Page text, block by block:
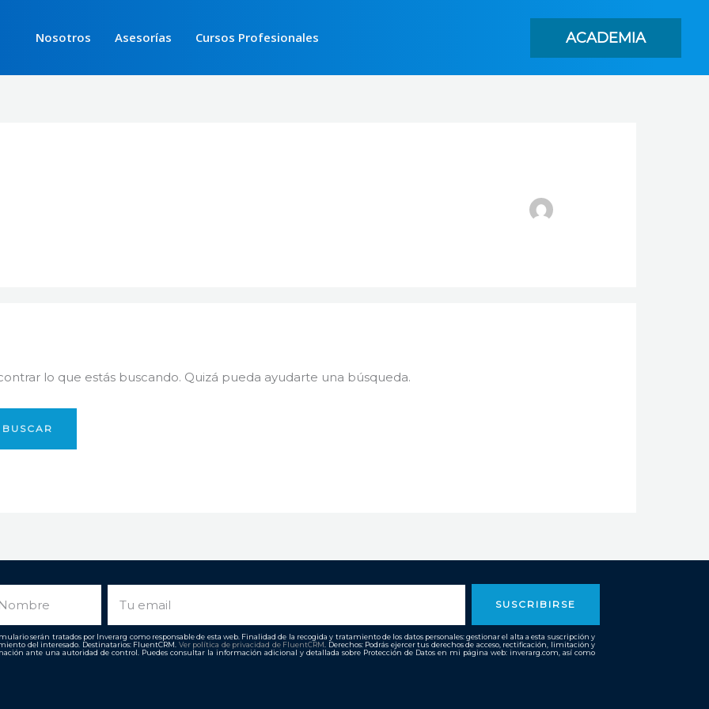
Nosotros Asesorías Cursos Profesionales ACADEMIA
lo que estás buscando. Quizá pueda ayudarte una búsqueda.
SUSCRIBIRSE
serán tratados por Inverarg como responsable de esta web. Finalidad de la recogida y tratamiento de los datos personales: gestionar el alta a esta suscripción y
del interesado. Destinatarios: FluentCRM. Ver política de privacidad de FluentCRM. Derechos: Podrás ejercer tus derechos de acceso, rectificación, limitación y
ante una autoridad de control. Puedes consultar la información adicional y detallada sobre Protección de Datos en mi página web: inverarg.com, así como